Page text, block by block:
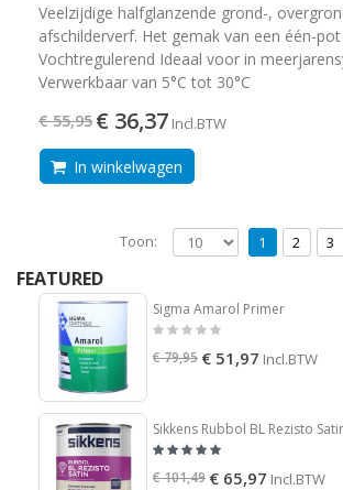
Veelzijdige halfglanzende grond-,
afschilderverf. Het gemak van een één-
Vochtregulerend Ideaal voor in
Verwerkbaar van 5°C tot 30°C
€ 55,95 € 36,37 Incl.BTW
In winkelwagen
1 2 3
Toon:
FEATURED
Sigma Amarol Primer
€ 79,95 € 51,97 Incl.BTW
Sikkens Rubbol BL Rezisto
€ 101,49 € 65,97 Incl.BTW